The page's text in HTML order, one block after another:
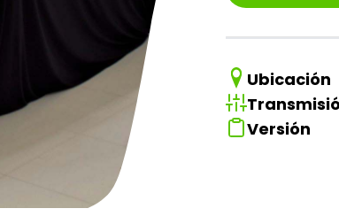
Ubicación
Versión